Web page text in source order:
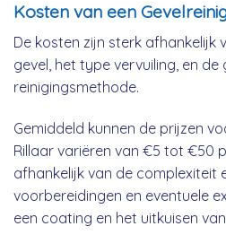
Kosten van een
De kosten zijn sterk afhankelijk
gevel, het type vervuiling, en de
reinigingsmethode.
Gemiddeld kunnen de prijzen
Rillaar variëren van €5 tot €50
afhankelijk van de complexiteit
voorbereidingen en eventuele
een coating en het uitkuisen